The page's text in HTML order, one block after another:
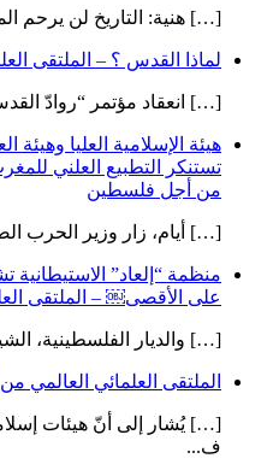
[…] هنية: التاريخ لن يرحم
لماذا القدس ؟ – الملتقى
[…] انعقاد مؤتمر “روادّ
هيئة الإسلامية العليا
تستنكر التطبيع العلني
من أجل فلسطين
[…] أيام، زار وزير الحرب
منظمة “إلعاد” الاستيطانية
على الأقصى￼ – الملتقى
[…] والديار الفلسطينية،
الملتقى العلمائي
[…] يُشار إلى أنّ هيئات
ف...